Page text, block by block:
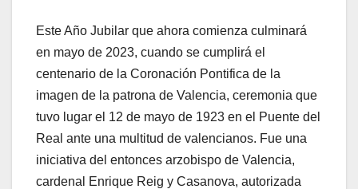
Este Año Jubilar que ahora comienza culminará
en mayo de 2023, cuando se cumplirá el
centenario de la Coronación Pontifica de la
imagen de la patrona de Valencia, ceremonia que
tuvo lugar el 12 de mayo de 1923 en el Puente del
Real ante una multitud de valencianos. Fue una
iniciativa del entonces arzobispo de Valencia,
cardenal Enrique Reig y Casanova, autorizada